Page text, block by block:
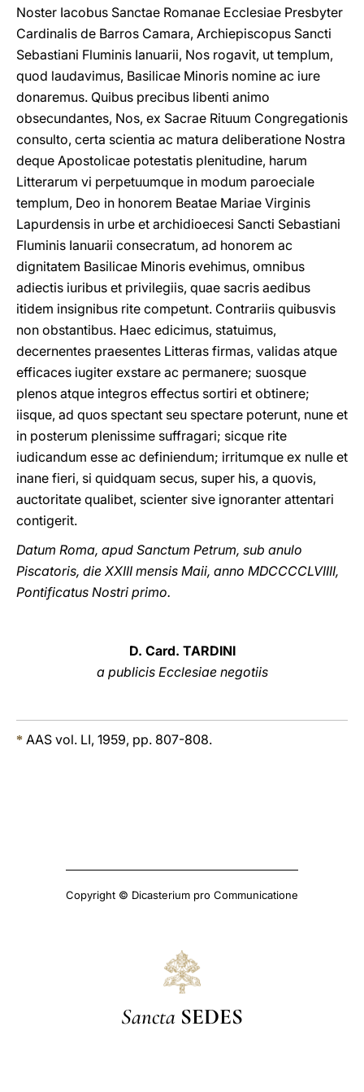
Noster Iacobus Sanctae Romanae Ecclesiae Presbyter
Cardinalis de Barros Camara, Archiepiscopus Sancti
Sebastiani Fluminis Ianuarii, Nos rogavit, ut templum,
quod laudavimus, Basilicae Minoris nomine ac iure
donaremus. Quibus precibus libenti animo
obsecundantes, Nos, ex Sacrae Rituum Congregationis
consulto, certa scientia ac matura deliberatione Nostra
deque Apostolicae potestatis plenitudine, harum
Litterarum vi perpetuumque in modum paroeciale
templum, Deo in honorem Beatae Mariae Virginis
Lapurdensis in urbe et archidioecesi Sancti Sebastiani
Fluminis Ianuarii consecratum, ad honorem ac
dignitatem Basilicae Minoris evehimus, omnibus
adiectis iuribus et privilegiis, quae sacris aedibus
itidem insignibus rite competunt. Contrariis quibusvis
non obstantibus. Haec edicimus, statuimus,
decernentes praesentes Litteras firmas, validas atque
efficaces iugiter exstare ac permanere; suosque
plenos atque integros effectus sortiri et obtinere;
iisque, ad quos spectant seu spectare poterunt, nune et
in posterum plenissime suffragari; sicque rite
iudicandum esse ac definiendum; irritumque ex nulle et
inane fieri, si quidquam secus, super his, a quovis,
auctoritate qualibet, scienter sive ignoranter attentari
contigerit.
Datum Roma, apud Sanctum Petrum, sub anulo
Piscatoris, die XXIII mensis Maii, anno MDCCCCLVIIII,
Pontificatus Nostri primo.
D. Card. TARDINI
a publicis Ecclesiae negotiis
* AAS vol. LI, 1959, pp. 807-808.
Copyright © Dicasterium pro Communicatione
Sancta SEDES